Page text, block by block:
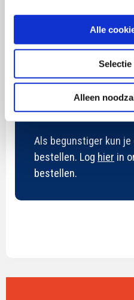
Alle
Selectie
Alleen
Wil je meer weten over
van merkbeleid? Of hoe
organisatie/medewerkers
Bestel dan hieronder de
begunstiger? Bekijkhier
Als begunstiger kun je
bestellen. Log hier in
bestellen.